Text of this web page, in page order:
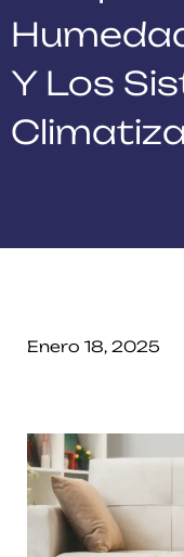
Y Los
Enero 18, 2025